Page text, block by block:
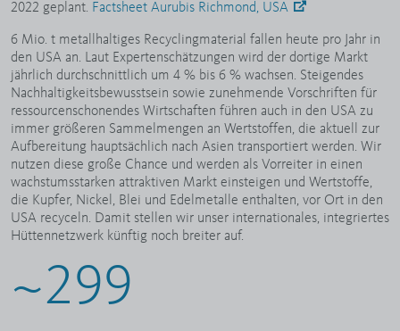
2022 geplant. Factsheet Aurubis Richmond, USA
6 Mio. t metallhaltiges Recyclingmaterial fallen heute pro Jahr in
den USA an. Laut Expertenschätzungen wird der dortige Markt
jährlich durchschnittlich um 4 % bis 6 % wachsen. Steigendes
Nachhaltigkeitsbewusstsein sowie zunehmende Vorschriften für
ressourcenschonendes Wirtschaften führen auch in den USA zu
immer größeren Sammelmengen an Wertstoffen, die aktuell zur
Aufbereitung hauptsächlich nach Asien transportiert werden. Wir
nutzen diese große Chance und werden als Vorreiter in einen
wachstumsstarken attraktiven Markt einsteigen und Wertstoffe,
die Kupfer, Nickel, Blei und Edelmetalle enthalten, vor Ort in den
USA recyceln. Damit stellen wir unser internationales, integriertes
Hüttennetzwerk künftig noch breiter auf.
~300